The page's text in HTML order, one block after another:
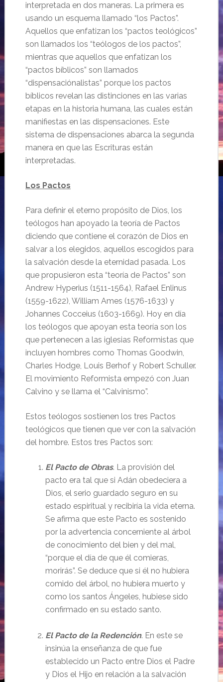
interpretada en dos maneras. La primera es
usando un esquema llamado “los Pactos”.
Aquellos que enfatizan los “pactos teológicos”
son llamados los “teólogos de los pactos”,
mientras que aquellos que enfatizan los
“pactos bíblicos” son llamados
“dispensaciónalistas” porque los pactos
bíblicos revelan las distinciones en las varias
etapas en la historia humana, las cuales están
manifiestas en las dispensaciones. Este
sistema de dispensaciones abarca la segunda
manera en que las Escrituras están
interpretadas.
Los Pactos
Para definir el eterno propósito de Dios, los
teólogos han apoyado la teoría de Pactos
diciendo que contiene el corazón de Dios en
salvar a los elegidos, aquellos escogidos para
la salvación desde la eternidad pasada. Los
que propusieron esta “teoría de Pactos” son
Andrew Hyperius (1511-1564), Rafael Enlinus
(1559-1622), William Ames (1576-1633) y
Johannes Cocceius (1603-1669). Hoy en día
los teólogos que apoyan esta teoría son los
que pertenecen a las iglesias Reformistas que
incluyen hombres como Thomas Goodwin,
Charles Hodge, Louis Berhof y Robert Schuller.
El movimiento Reformista empezó con Juan
Calvino y se llama el “Calvinismo”.
Estos teólogos sostienen los tres Pactos
teológicos que tienen que ver con la salvación
del hombre. Estos tres Pactos son:
El Pacto de Obras. La provisión del
pacto era tal que si Adán obedeciera a
Dios, el serio guardado seguro en su
estado espiritual y recibiría la vida eterna.
Se afirma que este Pacto es sostenido
por la advertencia concerniente al árbol
de conocimiento del bien y del mal,
“porque el día de que él comieras,
morirás”. Se deduce que si él no hubiera
comido del árbol, no hubiera muerto y
como los santos Ángeles, hubiese sido
confirmado en su estado santo.
El Pacto de la Redención. En este se
insinúa la enseñanza de que fue
establecido un Pacto entre Dios el Padre
y Dios el Hijo en relación a la salvación